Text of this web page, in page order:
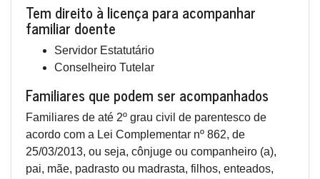
Tem direito à licença para acompanhar
familiar doente
Servidor Estatutário
Conselheiro Tutelar
Familiares que podem ser acompanhados
Familiares de até 2º grau civil de parentesco de
acordo com a Lei Complementar nº 862, de
25/03/2013, ou seja, cônjuge ou companheiro (a),
pai, mãe, padrasto ou madrasta, filhos, enteados,